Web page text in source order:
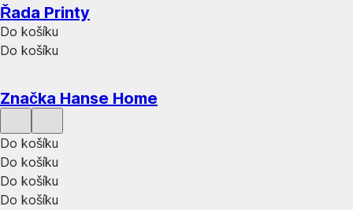
Řada Printy
Do košíku
Do košíku
Značka Hanse Home
Do košíku
Do košíku
Do košíku
Do košíku